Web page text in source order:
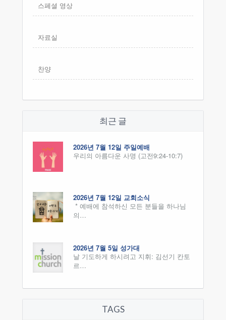
스페셜 영상
자료실
찬양
최근 글
2026년 7월 12일 주일예배
우리의 아름다운 사명 (고전9:24-10:7)
2026년 7월 12일 교회소식
* 예배에 참석하신 모든 분들을 하나님
의…
2026년 7월 5일 성가대
날 기도하게 하시려고 지휘: 김선기 칸토
르…
TAGS